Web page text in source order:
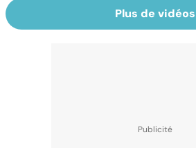
Plus de vidéos